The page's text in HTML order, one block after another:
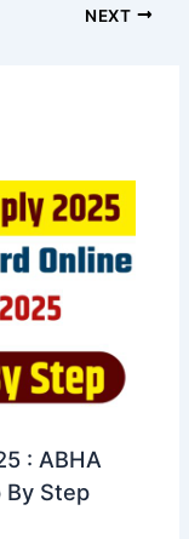
NEXT
: ABHA
By Step